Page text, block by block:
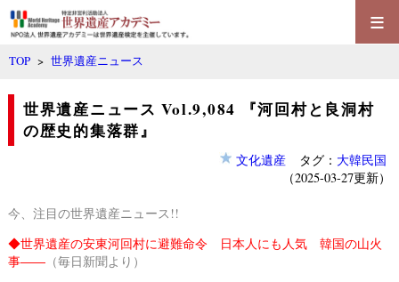
≡
TOP >世界遺産ニュース
世界遺産ニュース Vol.9,084 『河回村と良洞村
の歴史的集落群』
文化遺産タグ： 大韓民国
（2025-03-27更新）
今、注目の世界遺産ニュース!!
◆世界遺産の安東河回村に避難命令 日本人にも人気 韓国の山火
事――（毎日新聞より）